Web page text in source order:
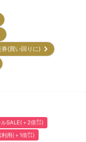
券(買い回りに)
ルSALE(＋2倍㌽)
用(＋1倍㌽)